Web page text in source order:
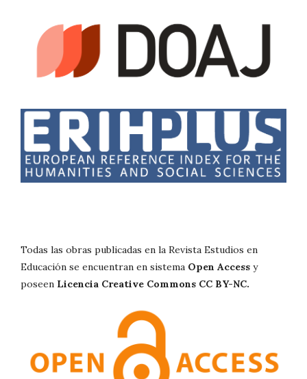
Todas las obras publicadas en la Revista Estudios en
Educación se encuentran en sistema Open Access y
poseen Licencia Creative Commons CC BY-NC.